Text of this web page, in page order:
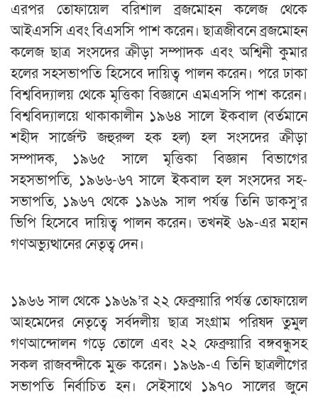
এরপর তোফায়েল বরিশাল ব্রজমোহন কলেজ থেকে
আইএসসি এবং বিএসসি পাশ করেন। ছাত্রজীবনে ব্রজমোহন
কলেজ ছাত্র সংসদের ক্রীড়া সম্পাদক এবং অশ্বিনী কুমার
হলের সহসভাপতি হিসেবে দায়িত্ব পালন করেন। পরে ঢাকা
বিশ্ববিদ্যালয় থেকে মৃত্তিকা বিজ্ঞানে এমএসসি পাশ করেন।
বিশ্ববিদ্যালয়ে থাকাকালীন ১৯৬৪ সালে ইকবাল (বর্তমানে
শহীদ সার্জেন্ট জহুরুল হক হল) হল সংসদের ক্রীড়া
সম্পাদক, ১৯৬৫ সালে মৃত্তিকা বিজ্ঞান বিভাগের
সহসভাপতি, ১৯৬৬-৬৭ সালে ইকবাল হল সংসদের সহ-
সভাপতি, ১৯৬৭ থেকে ১৯৬৯ সাল পর্যন্ত তিনি ডাকসু’র
ভিপি হিসেবে দায়িত্ব পালন করেন। তখনই ৬৯-এর মহান
গণঅভ্যুত্থানের নেতৃত্ব দেন।
১৯৬৬ সাল থেকে ১৯৬৯’র ২২ ফেব্রুয়ারি পর্যন্ত তোফায়েল
আহমেদের নেতৃত্বে সর্বদলীয় ছাত্র সংগ্রাম পরিষদ তুমুল
গণআন্দোলন গড়ে তোলে এবং ২২ ফেব্রুয়ারি বঙ্গবন্ধুসহ
সকল রাজবন্দীকে মুক্ত করেন। ১৯৬৯-এ তিনি ছাত্রলীগের
সভাপতি নির্বাচিত হন। সেইসাথে ১৯৭০ সালের জুনে